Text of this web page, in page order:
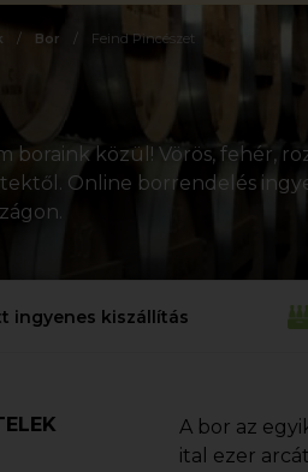
Bor Feind Pincészet
boraink közül! Vörös, fehér,
Online borrendelés
ingyenes kiszállítás
A bor az
ital ezer